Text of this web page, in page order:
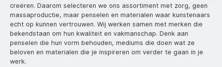
creëren. Daarom selecteren we ons assortiment met zorg, geen
massaproductie, maar penselen en materialen waar kunstenaars
echt op kunnen vertrouwen. Wij werken samen met merken die
bekendstaan om hun kwaliteit en vakmanschap. Denk aan
penselen die hun vorm behouden, mediums die doen wat ze
beloven en materialen die je inspireren om verder te gaan in je
werk.